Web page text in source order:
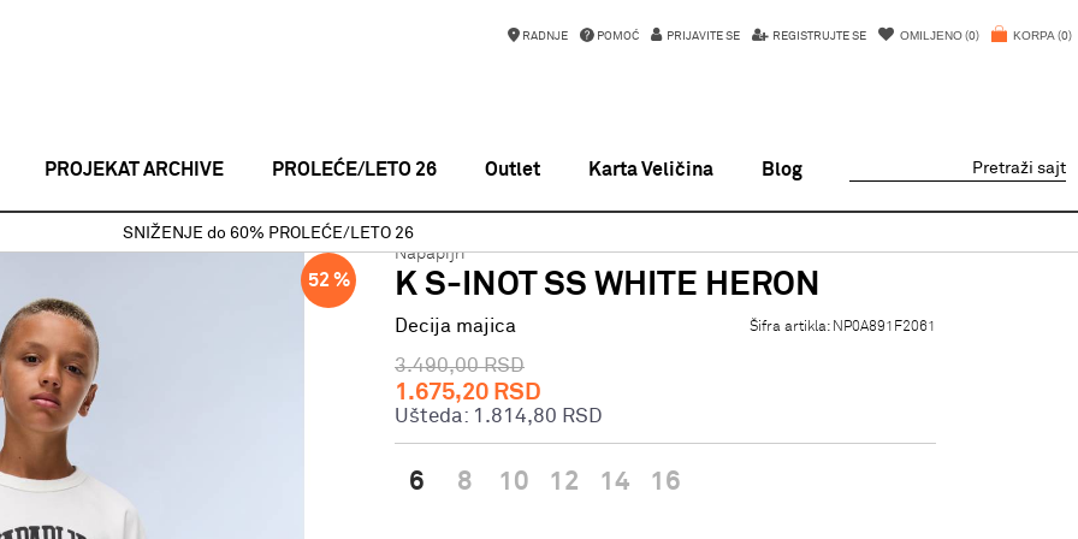
KORPA 0
OMILJENO 0
PRIJAVITE SE REGISTRUJTE SE
RADNJE POMOĆ
PROJEKAT ARCHIVE PROLEĆE/LETO 26 Outlet Karta Veličina Blog Pretraži sajt
SNIŽENJE do 60% PROLEĆE/LETO 26
K S-INOT SS WHITE HERON
52 %
Napapijri
K S-INOT SS WHITE HERON
Decija majica Šifra artikla: NP0A891F2061
3.490,00 RSD
1.675,20 RSD
Ušteda: 1.814,80 RSD
6 8 10 12 14 16